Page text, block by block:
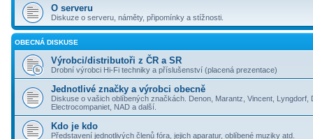
O serveru
Diskuze o serveru, náměty, připomínky a stížnosti.
OBECNÁ DISKUSE
Výrobci/distributoři z ČR a SR
Drobní výrobci Hi-Fi techniky a příslušenství (placená prezentace)
Jednotlivé značky a výrobci obecně
Diskuse o vašich oblíbených značkách. Denon, Marantz, Vincent, Lyngdorf,
Electrocompaniet, NAD a další.
Kdo je kdo
Představení jednotlivých členů fóra, jejich aparatur, oblíbené muziky atd.